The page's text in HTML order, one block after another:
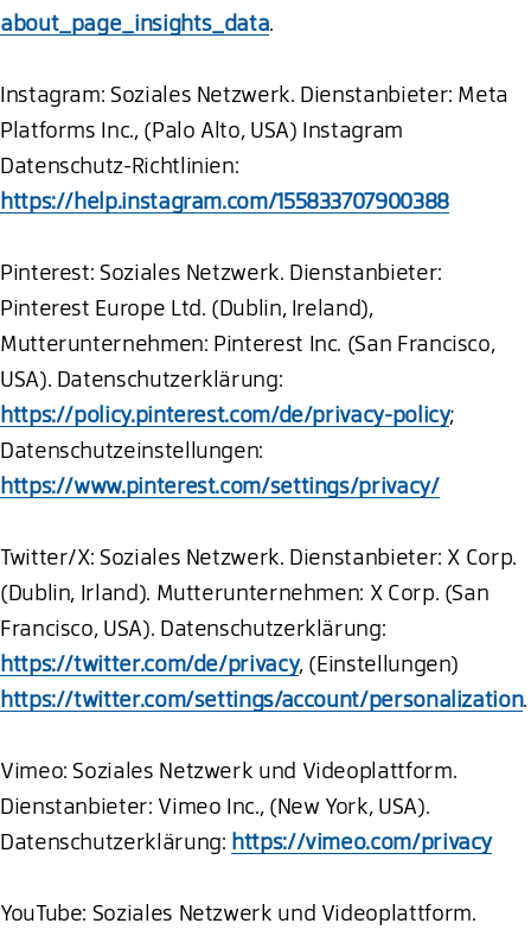
about_page_insights_data.
Instagram: Soziales Netzwerk. Dienstanbieter: Meta
Platforms Inc., (Palo Alto, USA) Instagram
Datenschutz-Richtlinien:
https://help.instagram.com/155833707900388
Pinterest: Soziales Netzwerk. Dienstanbieter:
Pinterest Europe Ltd. (Dublin, Ireland),
Mutterunternehmen: Pinterest Inc. (San Francisco,
USA). Datenschutzerklärung:
https://policy.pinterest.com/de/privacy-policy;
Datenschutzeinstellungen:
https://www.pinterest.com/settings/privacy/
Twitter/X: Soziales Netzwerk. Dienstanbieter: X Corp.
(Dublin, Irland). Mutterunternehmen: X Corp. (San
Francisco, USA). Datenschutzerklärung:
https://twitter.com/de/privacy, (Einstellungen)
https://twitter.com/settings/account/personalization.
Vimeo: Soziales Netzwerk und Videoplattform.
Dienstanbieter: Vimeo Inc., (New York, USA).
Datenschutzerklärung: https://vimeo.com/privacy
YouTube: Soziales Netzwerk und Videoplattform.